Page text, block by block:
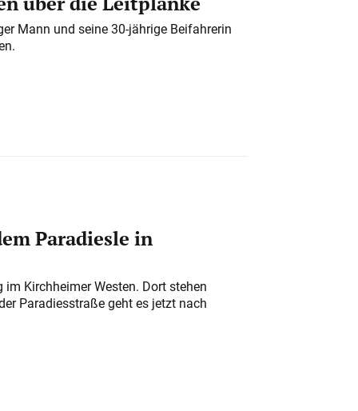
Mann und seine 30-jährige Beifahrerin
Paradiesle in
Kirchheimer Westen. Dort stehen
Paradiesstraße geht es jetzt nach